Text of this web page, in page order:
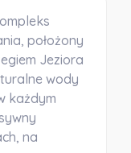
położony
Jeziora
wody
każdym
na